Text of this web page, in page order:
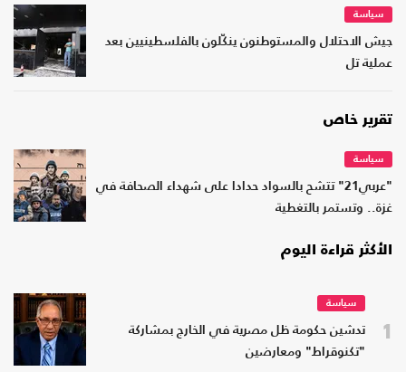
سياسة
جيش الاحتلال والمستوطنون ينكّلون بالفلسطينيين بعد
عملية تل
تقرير خاص
سياسة
"عربي21" تتشح بالسواد حدادا على شهداء الصحافة في
غزة.. وتستمر بالتغطية
الأكثر قراءة اليوم
1
سياسة
تدشين حكومة ظل مصرية في الخارج بمشاركة
"تكنوقراط" ومعارضين